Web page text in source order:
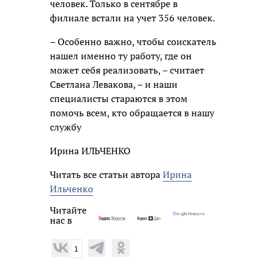
человек. Только в сентябре в
филиале встали на учет 356 человек.
– Особенно важно, чтобы соискатель
нашел именно ту работу, где он
может себя реализовать, – считает
Светлана Левакова, – и наши
специалисты стараются в этом
помочь всем, кто обращается в нашу
службу
Ирина ИЛЬЧЕНКО
Читать все статьи автораИрина
Ильченко
Читайте
нас в
1